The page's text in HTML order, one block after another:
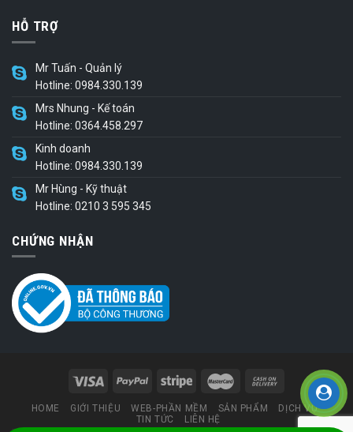
HỖ TRỢ
Mr Tuấn - Quản lý
Hotline: 0984.330.139
Mrs Nhung - Kế toán
Hotline: 0364.458.297
Kinh doanh
Hotline: 0984.330.139
Mr Hùng - Kỹ thuật
Hotline: 0210 3 595 345
CHỨNG NHẬN
HOME GIỚI THIỆU WEB-PHẦN MỀM SẢN PHẨM
DỊCH VỤ
TIN TỨC
LIÊN HỆ